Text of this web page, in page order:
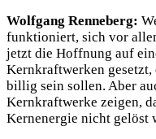
Wolfgang Renneberg:
funktioniert, sich vor
jetzt die Hoffnung auf
Kernkraftwerken
billig sein sollen. Aber
Kernkraftwerke zeigen,
Kernenergie nicht gelöst